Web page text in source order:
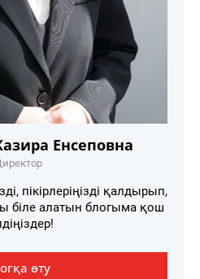
Енсеповна
пікірлеріңізді қалдырып,
біле алатын блогыма қош
өту